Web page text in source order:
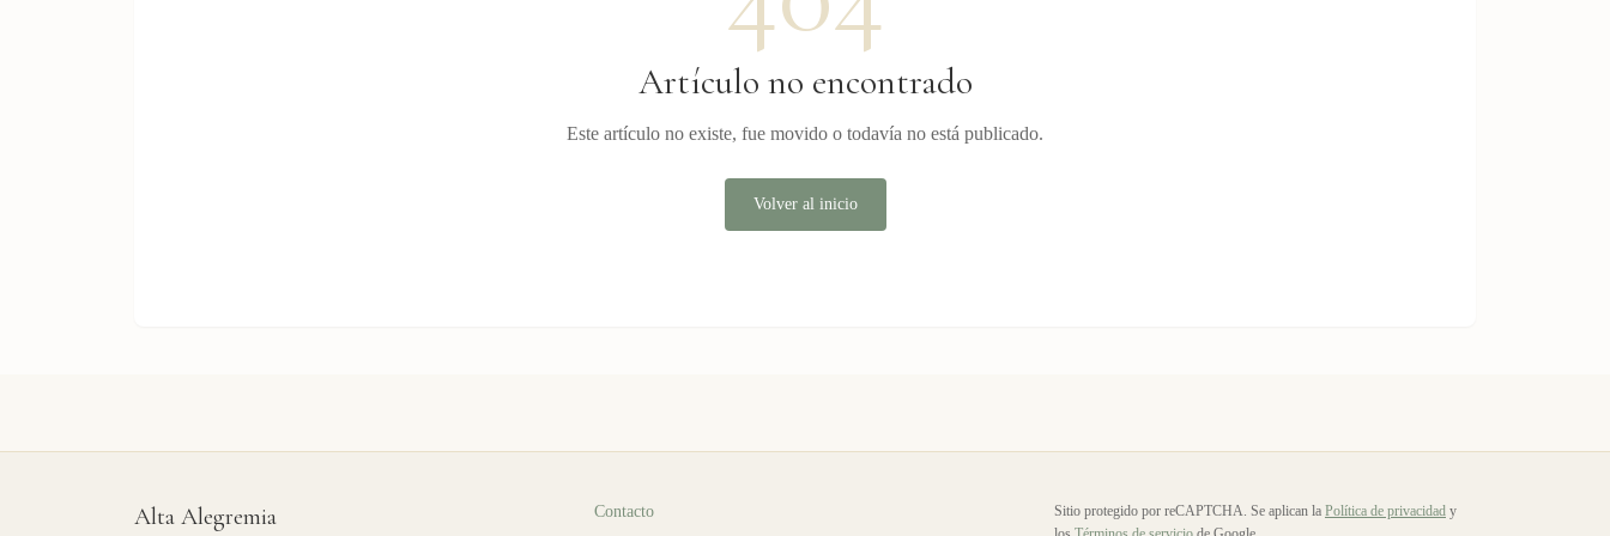
Artículo no encontrado
Este artículo no existe, fue movido o todavía no está publicado.
Volver al inicio
Alta Alegremia Contacto Sitio protegido por reCAPTCHA. Se aplican la Política de privacidad y